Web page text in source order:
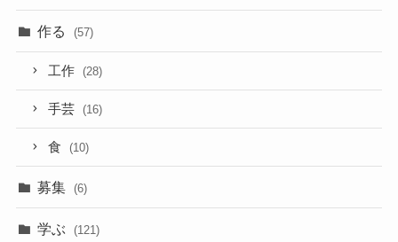
作る (57)
工作 (28)
手芸 (16)
食 (10)
募集 (6)
学ぶ (121)